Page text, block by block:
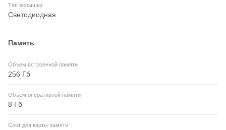
Тип вспышки
Светодиодная
Память
Объем встроенной памяти
256 Гб
Объем оперативной памяти
8 Гб
Слот для карты памяти